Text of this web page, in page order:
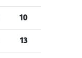
10
13